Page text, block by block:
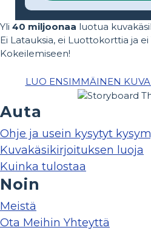
Yli 40 miljoonaa luotua
Ei Latauksia, ei Luottokorttia ja
Kokeilemiseen!
LUO ENSIMMÄINEN
Auta
Ohje ja usein kysytyt
Kuvakäsikirjoituksen luoja
Kuinka tulostaa
Noin
Meistä
Ota Meihin Yhteyttä